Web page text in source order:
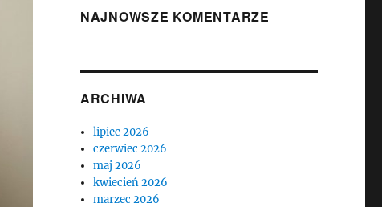
NAJNOWSZE KOMENTARZE
ARCHIWA
lipiec 2026
czerwiec 2026
maj 2026
kwiecień 2026
marzec 2026